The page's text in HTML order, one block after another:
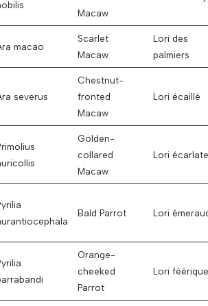
Macaw
macao
Scarlet
Macaw
Lori des
palmiers
severus
Chestnut-
fronted
Macaw
Lori écaillé
Golden-
collared
Macaw
Lori écarlate
Bald Parrot Lori
Orange-
cheeked
Parrot
Lori féérique